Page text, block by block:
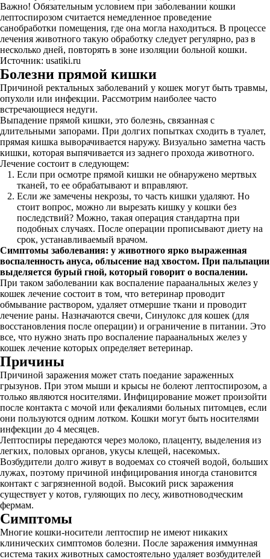
Важно! Обязательным условием при заболевании кошки
лептоспирозом считается немедленное проведение
санобработки помещения, где она могла находиться. В процессе
лечения животного такую обработку следует регулярно, раз в
несколько дней, повторять в зоне изоляции больной кошки.
Источник: usatiki.ru
Болезни прямой кишки
Причиной ректальных заболеваний у кошек могут быть травмы,
опухоли или инфекции. Рассмотрим наиболее часто
встречающиеся недуги.
Выпадение прямой кишки, это болезнь, связанная с
длительными запорами. При долгих попытках сходить в туалет,
прямая кишка выворачивается наружу. Визуально заметна часть
кишки, которая выпячивается из заднего прохода животного.
Лечение состоит в следующем:
Если при осмотре прямой кишки не обнаружено мертвых
тканей, то ее обрабатывают и вправляют.
Если же замечены некрозы, то часть кишки удаляют. Но
стоит вопрос, можно ли вырезать кишку у кошки без
последствий? Можно, такая операция стандартна при
подобных случаях. После операции прописывают диету на
срок, устанавливаемый врачом.
Симптомы заболевания: у животного ярко выраженная
воспаленность ануса, облысение над хвостом. При пальпации
выделяется бурый гной, который говорит о воспалении.
При таком заболевании как воспаление параанальных желез у
кошек лечение состоит в том, что ветеринар проводит
обмывание раствором, удаляет отмершие ткани и проводит
лечение раны. Назначаются свечи, Синулокс для кошек (для
восстановления после операции) и ограничение в питании. Это
все, что нужно знать про воспаление параанальных желез у
кошек лечение которых определяет ветеринар.
Причины
Причиной заражения может стать поедание зараженных
грызунов. При этом мыши и крысы не болеют лептоспирозом, а
только являются носителями. Инфицирование может произойти
после контакта с мочой или фекалиями больных питомцев, если
они пользуются одним лотком. Кошки могут быть носителями
инфекции до 4 месяцев.
Лептоспиры передаются через молоко, плаценту, выделения из
легких, половых органов, укусы клещей, насекомых.
Возбудители долго живут в водоемах со стоячей водой, больших
лужах, поэтому причиной инфицирования иногда становится
контакт с загрязненной водой. Высокий риск заражения
существует у котов, гуляющих по лесу, животноводческим
фермам.
Симптомы
Многие кошки-носители лептоспир не имеют никаких
клинических симптомов болезни. После заражения иммунная
система таких животных самостоятельно удаляет возбудителей